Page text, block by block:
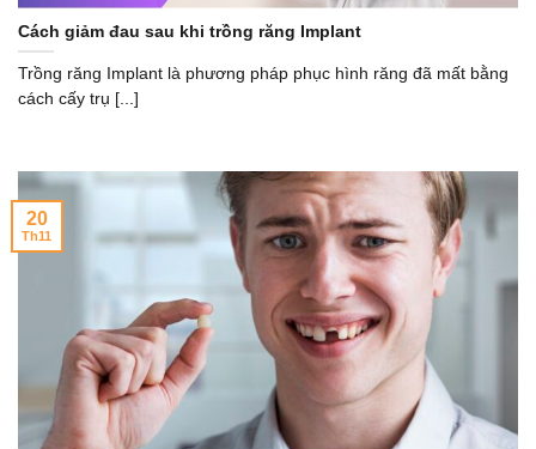
Cách giảm đau sau khi trồng răng Implant
Trồng răng Implant là phương pháp phục hình răng đã mất bằng
cách cấy trụ [...]
20
Th11